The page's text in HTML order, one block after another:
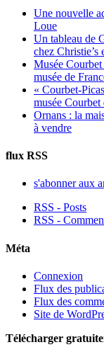
Une nouvelle
Loue
Un tableau de
chez Christie’s
Musée
musée de
« Courbet-
musée Courbet
Ornans : la
à vendre
flux RSS
s'abonner aux
RSS - Posts
RSS -
Méta
Connexion
Flux des
Flux des
Site de
Télécharger